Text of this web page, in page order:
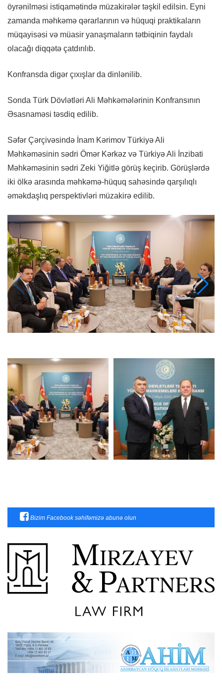
öyrənilməsi istiqamətində müzakirələr təşkil edilsin. Eyni
zamanda məhkəmə qərarlarının və hüquqi praktikaların
müqayisəsi və müasir yanaşmaların tətbiqinin faydalı
olacağı diqqətə çatdırılıb.
Konfransda digər çıxışlar da dinlənilib.
Sonda Türk Dövlətləri Ali Məhkəmələrinin Konfransının
Əsasnaməsi təsdiq edilib.
Səfər Çərçivəsində İnam Kərimov Türkiyə Ali
Məhkəməsinin sədri Ömər Kərkəz və Türkiyə Ali İnzibati
Məhkəməsinin sədri Zeki Yiğitlə görüş keçirib. Görüşlərdə
iki ölkə arasında məhkəmə-hüquq sahəsində qarşılıqlı
əməkdaşlıq perspektivləri müzakirə edilib.
Bizim Facebook səhifəmizə abunə olun